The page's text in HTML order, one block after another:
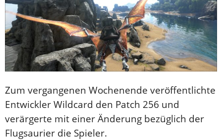
Zum vergangenen Wochenende veröffentlichte
Entwickler Wildcard den Patch 256 und
verärgerte mit einer Änderung bezüglich der
Flugsaurier die Spieler.